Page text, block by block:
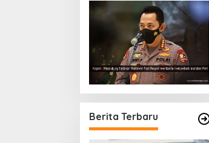
Berita Terbaru